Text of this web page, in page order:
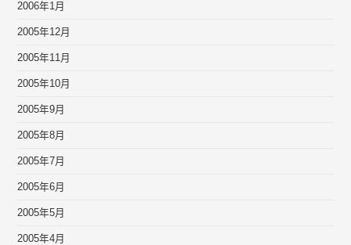
2006年1月
2005年12月
2005年11月
2005年10月
2005年9月
2005年8月
2005年7月
2005年6月
2005年5月
2005年4月